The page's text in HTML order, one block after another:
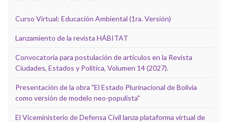
Curso Virtual: Educación Ambiental (1ra. Versión)
Lanzamiento de la revista HÁBITAT
Convocatoria para postulación de artículos en la Revista
Ciudades, Estados y Política, Volumen 14 (2027).
Presentación de la obra "El Estado Plurinacional de Bolivia
como versión de modelo neo-populista"
El Viceministerio de Defensa Civil lanza plataforma virtual de